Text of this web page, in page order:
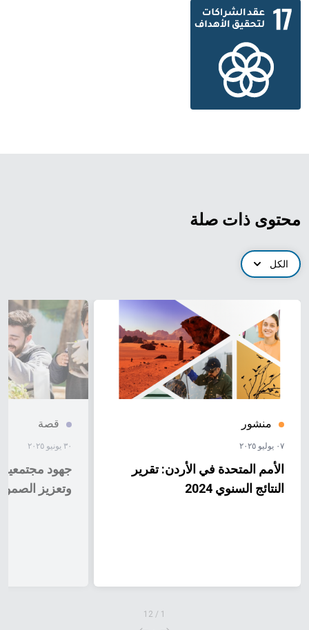
محتوى ذات صلة
الكل
منشور
٠٧ يوليو ٢٠٢٥
الأمم المتحدة في الأردن: تقرير
النتائج السنوي 2024
قصة
٣٠ يونيو ٢٠٢٥
جهود مجتمعية
وتعزيز
1
/
12